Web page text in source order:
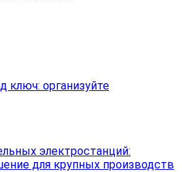
ключ: организуйте
электростанций:
для крупных производств